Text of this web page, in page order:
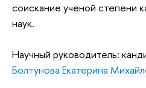
соискание ученой степени
наук.
Научный руководитель:
Болтунова Екатерина